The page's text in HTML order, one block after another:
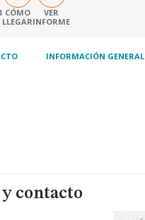
CÓMO
LLEGAR
VER
INFORME
INFORMACIÓN GENERAL
contacto